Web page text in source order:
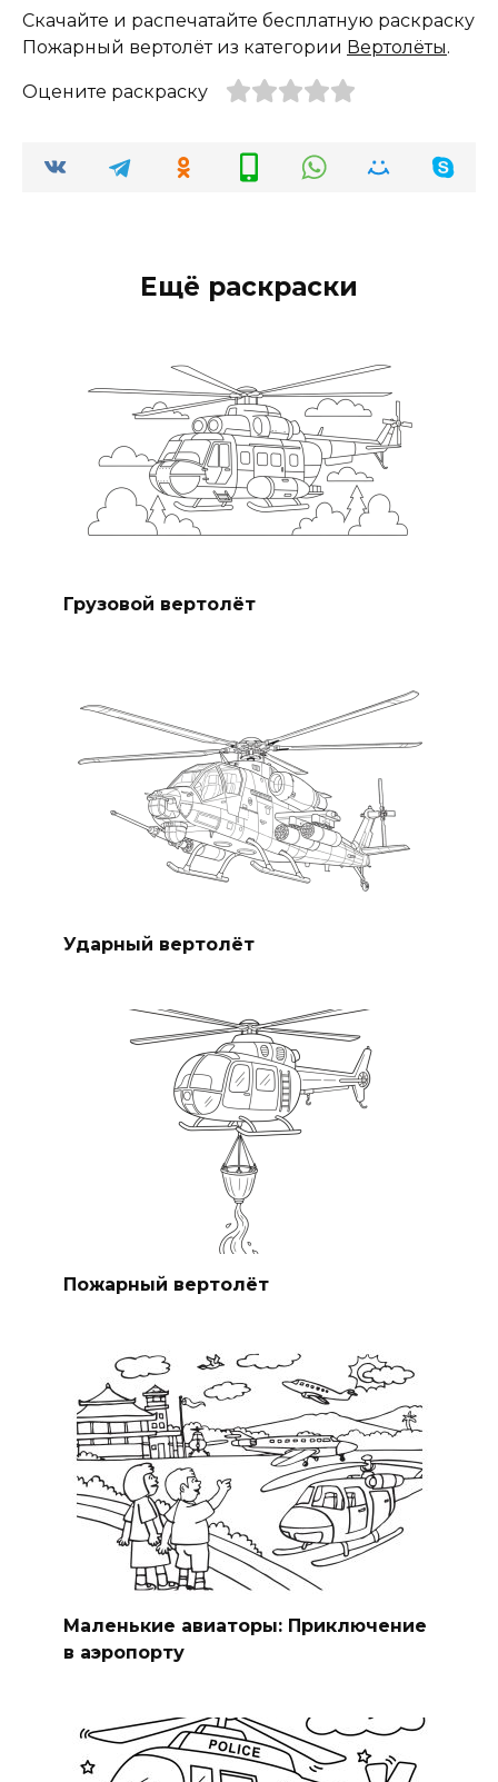
Скачайте и распечатайте бесплатную раскраску
Пожарный вертолёт из категории Вертолёты.
Оцените раскраску
Ещё раскраски
Грузовой вертолёт
Ударный вертолёт
Пожарный вертолёт
Маленькие авиаторы: Приключение
в аэропорту